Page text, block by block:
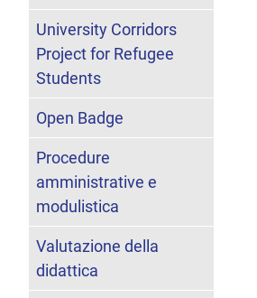
University Corridors
Project for Refugee
Students
Open Badge
Procedure
amministrative e
modulistica
Valutazione della
didattica